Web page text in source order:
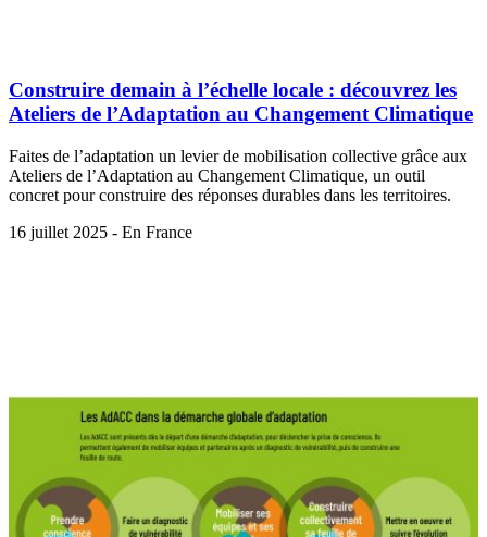
Construire demain à l’échelle locale : découvrez les
Ateliers de l’Adaptation au Changement Climatique
Faites de l’adaptation un levier de mobilisation collective grâce aux
Ateliers de l’Adaptation au Changement Climatique, un outil
concret pour construire des réponses durables dans les territoires.
16 juillet 2025 - En France